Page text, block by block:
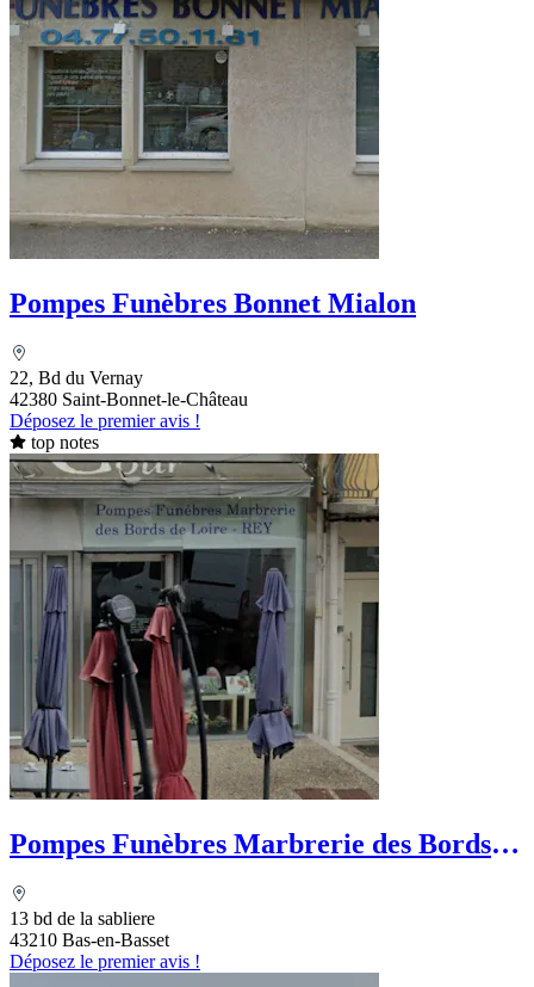
Pompes Funèbres Bonnet Mialon
22, Bd du Vernay
42380 Saint-Bonnet-le-Château
Déposez le premier avis !
top notes
Pompes Funèbres Marbrerie des Bords
13 bd de la sabliere
43210 Bas-en-Basset
Déposez le premier avis !